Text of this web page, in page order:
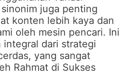
juga penting
konten lebih kaya dan
oleh mesin pencari. Ini
integral dari strategi
yang sangat
Rahmat di Sukses